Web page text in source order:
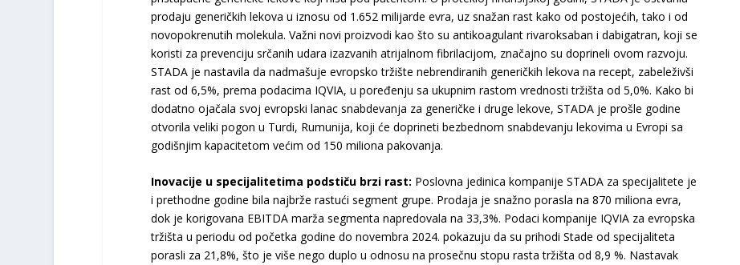
prodaju generičkih lekova u iznosu od 1.652 milijarde evra, uz snažan rast kako od postojećih, tako i od
novopokrenutih molekula. Važni novi proizvodi kao što su antikoagulant rivaroksaban i dabigatran, koji se
koristi za prevenciju srčanih udara izazvanih atrijalnom fibrilacijom, značajno su doprineli ovom razvoju.
STADA je nastavila da nadmašuje evropsko tržište nebrendiranih generičkih lekova na recept, zabeleživši
rast od 6,5%, prema podacima IQVIA, u poređenju sa ukupnim rastom vrednosti tržišta od 5,0%. Kako bi
dodatno ojačala svoj evropski lanac snabdevanja za generičke i druge lekove, STADA je prošle godine
otvorila veliki pogon u Turdi, Rumunija, koji će doprineti bezbednom snabdevanju lekovima u Evropi sa
godišnjim kapacitetom većim od 150 miliona pakovanja.
Inovacije u specijalitetima podstiču brzi rast: Poslovna jedinica kompanije STADA za specijalitete je
i prethodne godine bila najbrže rastući segment grupe. Prodaja je snažno porasla na 870 miliona evra,
dok je korigovana EBITDA marža segmenta napredovala na 33,3%. Podaci kompanije IQVIA za evropska
tržišta u periodu od početka godine do novembra 2024. pokazuju da su prihodi Stade od specijaliteta
porasli za 21,8%, što je više nego duplo u odnosu na prosečnu stopu rasta tržišta od 8,9 %. Nastavak